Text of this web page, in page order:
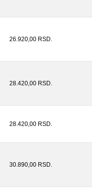
26.920,00 RSD.
28.420,00 RSD.
28.420,00 RSD.
30.890,00 RSD.